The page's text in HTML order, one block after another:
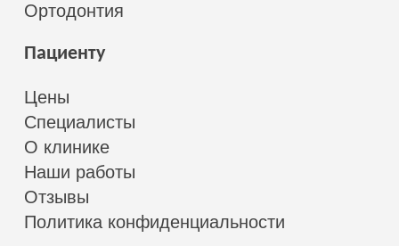
Ортодонтия
Пациенту
Цены
Специалисты
О клинике
Наши работы
Отзывы
Политика конфиденциальности